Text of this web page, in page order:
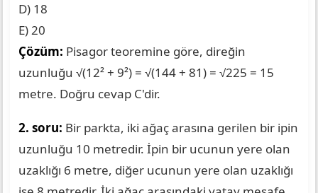
D) 18
E) 20
Çözüm: Pisagor teoremine göre, direğin
uzunluğu √(12² + 9²) = √(144 + 81) = √225 = 15
metre. Doğru cevap C'dir.
2. soru: Bir parkta, iki ağaç arasına gerilen bir ipin
uzunluğu 10 metredir. İpin bir ucunun yere olan
uzaklığı 6 metre, diğer ucunun yere olan uzaklığı